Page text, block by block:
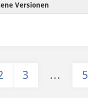
Versionen
Hintergrundversion
3 … 5